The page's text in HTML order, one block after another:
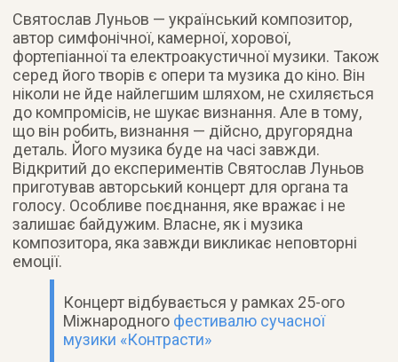
Святослав Луньов — український композитор,
автор симфонічної, камерної, хорової,
фортепіанної та електроакустичної музики. Також
серед його творів є опери та музика до кіно. Він
ніколи не йде найлегшим шляхом, не схиляється
до компромісів, не шукає визнання. Але в тому,
що він робить, визнання — дійсно, другорядна
деталь. Його музика буде на часі завжди.
Відкритий до експериментів Святослав Луньов
приготував авторський концерт для органа та
голосу. Особливе поєднання, яке вражає і не
залишає байдужим. Власне, як і музика
композитора, яка завжди викликає неповторні
емоції.
Концерт відбувається у рамках 25-ого
Міжнародного фестивалю сучасної
музики «Контрасти»